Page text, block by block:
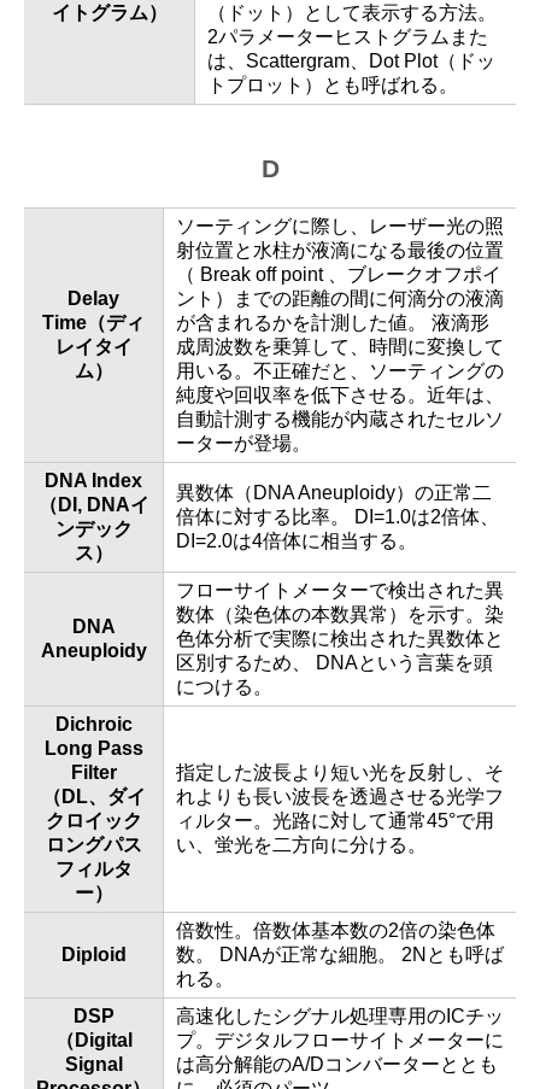
イトグラム）
（ドット）として表示する方法。
2パラメーターヒストグラムまた
は、Scattergram、Dot Plot（ドッ
トプロット）とも呼ばれる。
D
Delay
Time（ディ
レイタイ
ム）
ソーティングに際し、レーザー光の照
射位置と水柱が液滴になる最後の位置
（ Break off point 、ブレークオフポイ
ント）までの距離の間に何滴分の液滴
が含まれるかを計測した値。 液滴形
成周波数を乗算して、時間に変換して
用いる。不正確だと、ソーティングの
純度や回収率を低下させる。近年は、
自動計測する機能が内蔵されたセルソ
ーターが登場。
DNA Index
（DI, DNAイ
ンデック
ス）
異数体（DNA Aneuploidy）の正常二
倍体に対する比率。 DI=1.0は2倍体、
DI=2.0は4倍体に相当する。
DNA
Aneuploidy
フローサイトメーターで検出された異
数体（染色体の本数異常）を示す。染
色体分析で実際に検出された異数体と
区別するため、 DNAという言葉を頭
につける。
Dichroic
Long Pass
Filter
（DL、ダイ
クロイック
ロングパス
フィルタ
ー）
指定した波長より短い光を反射し、そ
れよりも長い波長を透過させる光学フ
ィルター。光路に対して通常45°で用
い、蛍光を二方向に分ける。
Diploid
倍数性。倍数体基本数の2倍の染色体
数。 DNAが正常な細胞。 2Nとも呼ば
れる。
DSP
（Digital
Signal
高速化したシグナル処理専用のICチッ
プ。デジタルフローサイトメーターに
は高分解能のA/Dコンバーターととも